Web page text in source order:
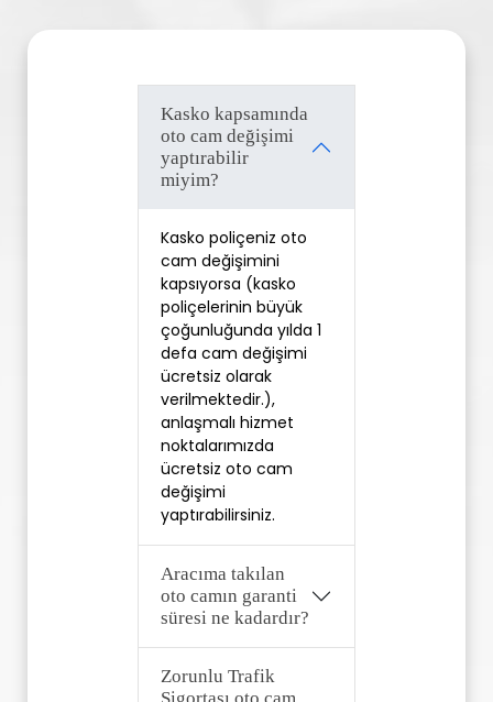
Kasko kapsamında
oto cam değişimi
yaptırabilir
miyim?
Kasko poliçeniz oto
cam değişimini
kapsıyorsa (kasko
poliçelerinin büyük
çoğunluğunda yılda 1
defa cam değişimi
ücretsiz olarak
verilmektedir.),
anlaşmalı hizmet
noktalarımızda
ücretsiz oto cam
değişimi
yaptırabilirsiniz.
Aracıma takılan
oto camın garanti
süresi ne kadardır?
Zorunlu Trafik